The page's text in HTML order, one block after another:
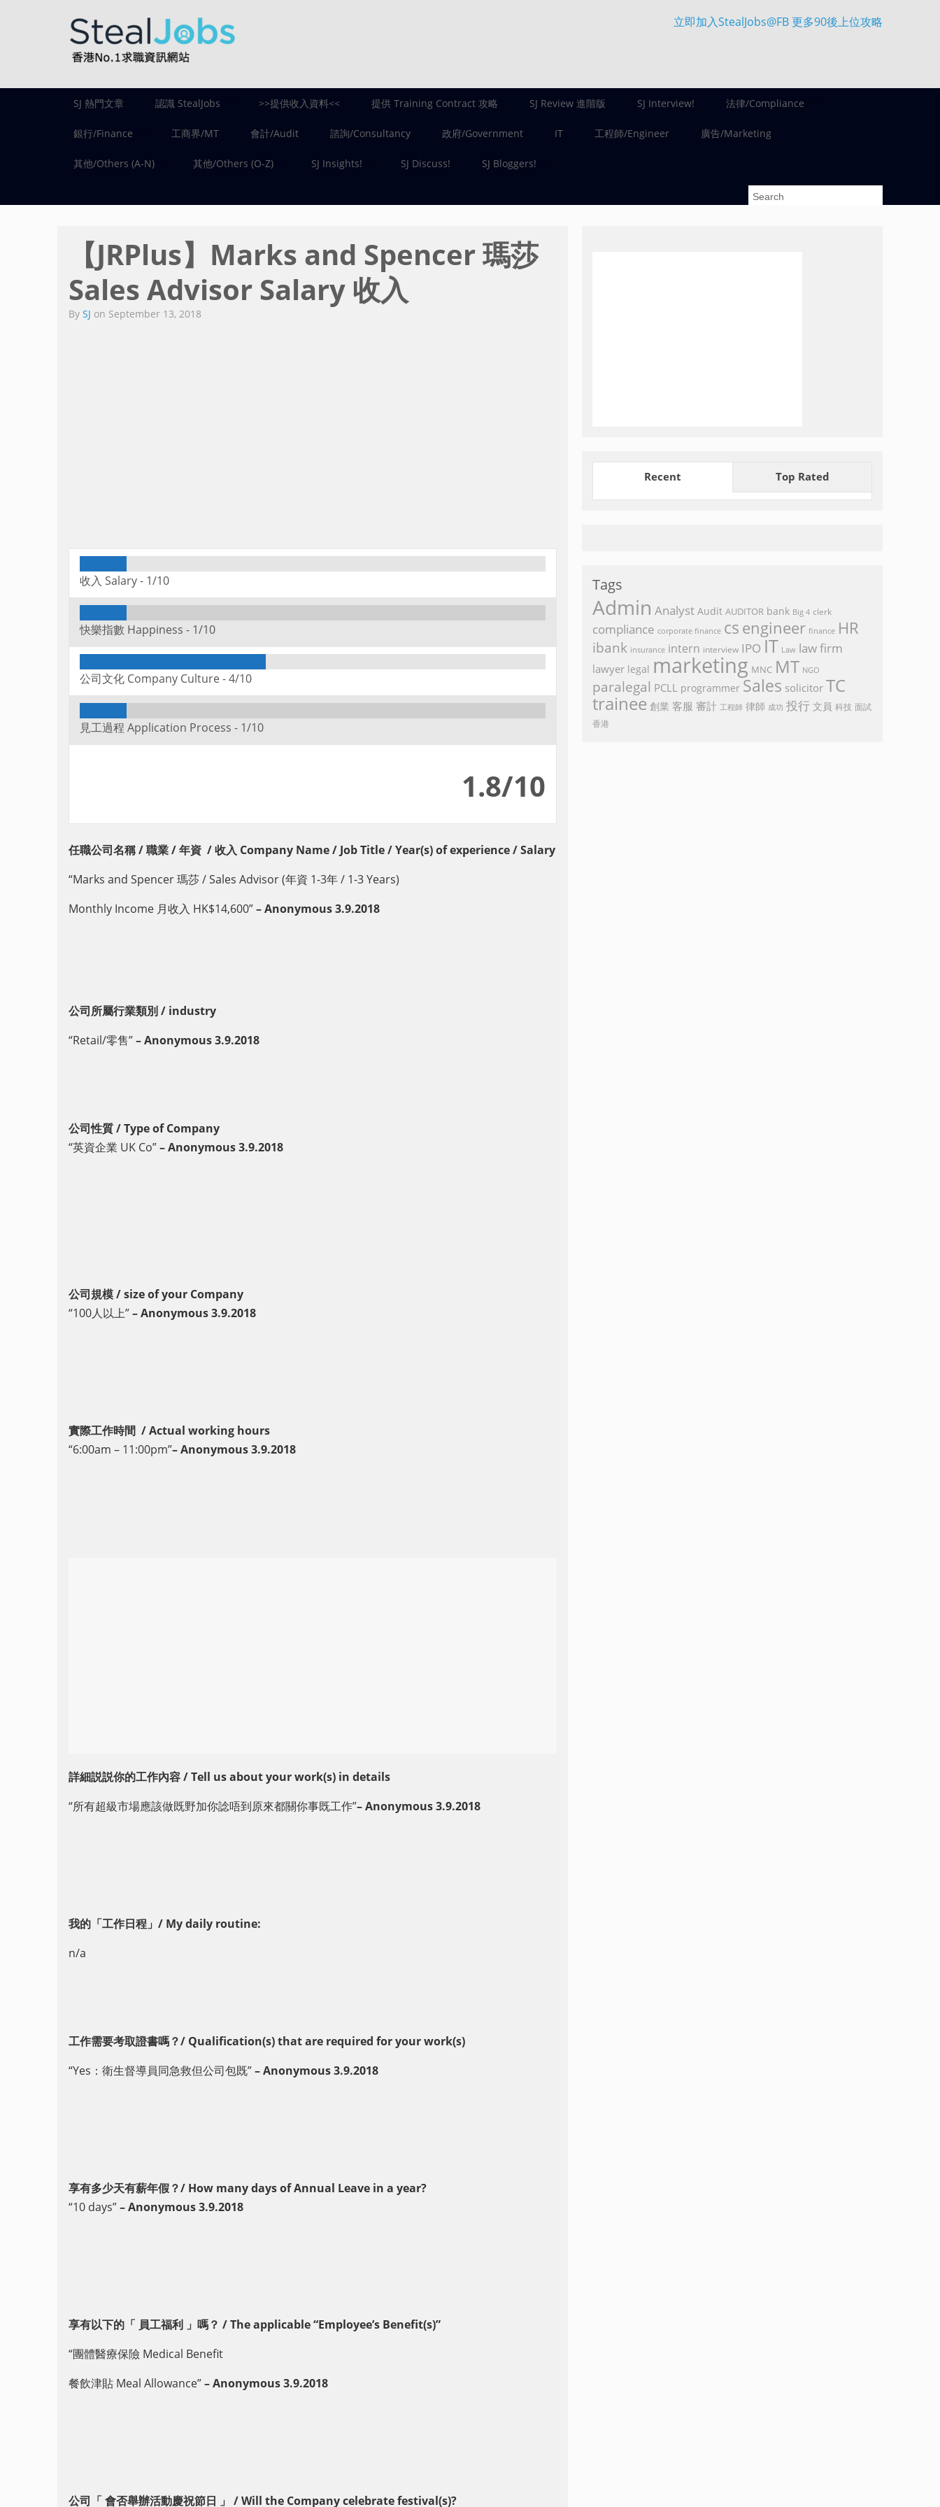
立即加入StealJobs@FB 更多90後上位攻略
SJ 熱門文章 認識 StealJobs >>提供收入資料<< 提供 Training Contract 攻略 SJ Review 進階版 SJ Interview! 法律/Compliance
銀行/Finance 工商界/MT 會計/Audit 諮詢/Consultancy 政府/Government IT 工程師/Engineer 廣告/Marketing
其他/Others (A-N) 其他/Others (O-Z) SJ Insights! SJ Discuss! SJ Bloggers!
【JRPlus】Marks and Spencer 瑪莎
Sales Advisor Salary 收入
By SJ on September 13, 2018
收入 Salary - 1/10
快樂指數 Happiness - 1/10
公司文化 Company Culture -4/10
見工過程 Application Process - 1/10
1.8/10
任職公司名稱 /職業 / 年資 / 收入 Company Name / Job Title / Year(s) of experience / Salary
“Marks and Spencer 瑪莎 / Sales Advisor (年資 1-3年 / 1-3 Years)
Monthly Income 月收入 HK$14,600”– Anonymous 3.9.2018
公司所屬行業類別 / industry
“Retail/零售”– Anonymous 3.9.2018
公司性質 / Type of Company
“英資企業 UK Co”– Anonymous 3.9.2018
公司規模 / size of your Company
“100人以上”– Anonymous 3.9.2018
實際工作時間 / Actual working hours
“6:00am – 11:00pm”– Anonymous 3.9.2018
詳細説説你的工作內容 / Tell us about your work(s) in details
“所有超級市場應該做既野加你諗唔到原來都關你事既工作”– Anonymous 3.9.2018
我的 「工作日程」/ My daily routine:
n/a
工作需要考取證書嗎？/ Qualification(s) that are required for your work(s)
“Yes：衛生督導員同急救但公司包既”– Anonymous 3.9.2018
享有多少天有薪年假？/ How many days of Annual Leave in a year?
“10 days”– Anonymous 3.9.2018
享有以下的「 員工福利 」嗎？ / The applicable “Employee’s Benefit(s)”
“團體醫療保險 Medical Benefit
餐飲津貼 Meal Allowance”– Anonymous 3.9.2018
公司「 會否舉辦活動慶祝節日 」 / Will the Company celebrate festival(s)?
Recent Top Rated
Tags
Admin Analyst Audit AUDITOR bank Big 4 clerk
compliance corporate finance cs engineer finance HR
ibank insurance intern interview IPO IT Law law firm
lawyer legal marketing MNC MT NGO
paralegal PCLL programmer Sales solicitor TC
trainee 創業 客服 審計 工程師 律師 成功 投行 文員 科技 面試
香港